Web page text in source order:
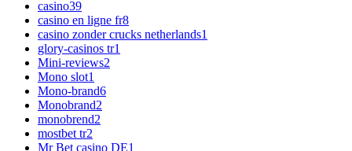
casino39
casino en ligne fr8
casino zonder crucks netherlands1
glory-casinos tr1
Mini-reviews2
Mono slot1
Mono-brand6
Monobrand2
monobrend2
mostbet tr2
Mr Bet casino DE1